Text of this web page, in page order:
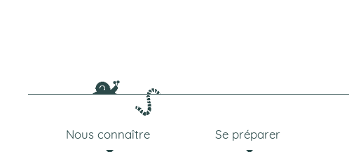
Navigation
principale
Nous connaître Se préparer